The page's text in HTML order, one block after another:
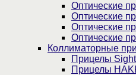
Оптические
Оптические
Оптические
Оптические
Коллиматорные
Прицелы
Прицелы